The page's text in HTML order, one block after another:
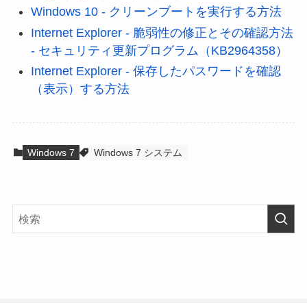
Windows 10 - クリーンブートを実行する方法
Internet Explorer - 脆弱性の修正とその確認方法
- セキュリティ更新プログラム（KB2964358）
Internet Explorer - 保存したパスワードを確認
（表示）する方法
Windows 7 Windows 7 システム